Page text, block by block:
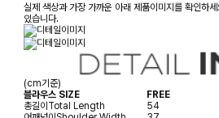
실제 색상과 가장 가까운 아래 제품이미지를 확인하
있습니다.
(cm기준)
블라우스 SIZE
FREE
총길이Total Length
54